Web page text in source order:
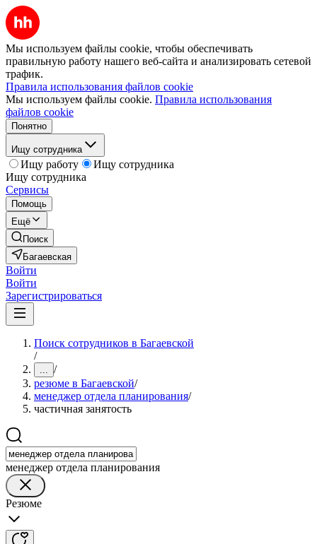
Мы используем файлы cookie, чтобы обеспечивать
правильную работу нашего веб-сайта и анализировать сетевой
трафик.
Правила использования файлов cookie
Мы используем файлы cookie. Правила использования
файлов cookie
Понятно
Ищу сотрудника
Ищу работу
Ищу сотрудника
Ищу сотрудника
Сервисы
Помощь
Ещё
Поиск
Багаевская
Войти
Войти
Зарегистрироваться
Поиск сотрудников в Багаевской
/
... /
резюме в Багаевской/
менеджер отдела планирования/
частичная занятость
менеджер отдела планирования
Резюме